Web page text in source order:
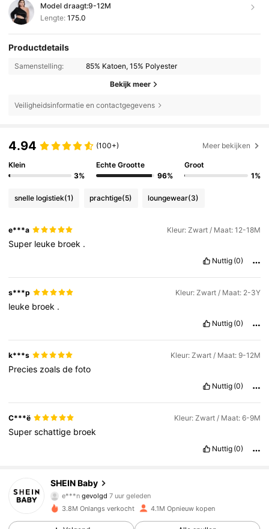
Model draagt:9-12M
Lengte: 175.0
Productdetails
Samenstelling: 85% Katoen, 15% Polyester
Bekijk meer
Veiligheidsinformatie en contactgegevens
4.94 (100+) Meer bekijken
Klein
3%
Echte Grootte
96%
Groot
1%
snelle logistiek(1) prachtige(5) loungewear(3)
e***a Kleur: Zwart / Maat: 12-18M
Super leuke broek .
Nuttig (0)
s***p Kleur: Zwart / Maat: 2-3Y
leuke broek .
Nuttig (0)
k***s Kleur: Zwart / Maat: 9-12M
Precies zoalsdefoto
Nuttig (0)
C***ë Kleur: Zwart / Maat: 6-9M
Superschattige broek
Nuttig (0)
SHEIN Baby
e***ngevolgd
n***nis aan het browsen
4.92
744K Volgers
3.8M Onlangs verkocht 4.1M Opnieuw kopen